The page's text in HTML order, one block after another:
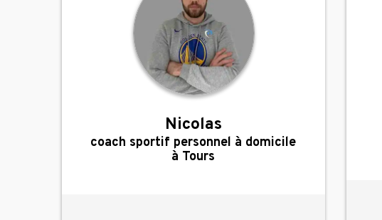
Nicolas
,
coach sportif personnel à domicile
à Tours